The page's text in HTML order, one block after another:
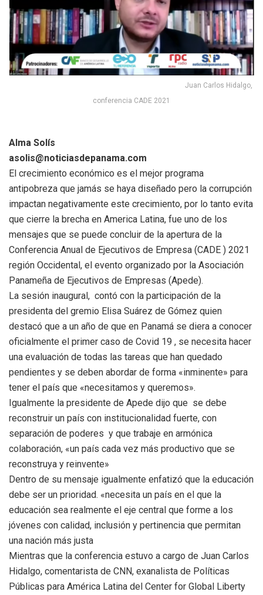
Juan Carlos Hidalgo,
conferencia CADE 2021
Alma Solís
asolis@noticiasdepanama.com
El crecimiento económico es el mejor programa
antipobreza que jamás se haya diseñado pero la corrupción
impactan negativamente este crecimiento, por lo tanto evita
que cierre la brecha en America Latina, fue uno de los
mensajes que se puede concluir de la apertura de la
Conferencia Anual de Ejecutivos de Empresa (CADE ) 2021
región Occidental, el evento organizado por la Asociación
Panameña de Ejecutivos de Empresas (Apede).
La sesión inaugural, contó con la participación de la
presidenta del gremio Elisa Suárez de Gómez quien
destacó que a un año de que en Panamá se diera a conocer
oficialmente el primer caso de Covid 19 , se necesita hacer
una evaluación de todas las tareas que han quedado
pendientes y se deben abordar de forma «inminente» para
tener el país que «necesitamos y queremos».
Igualmente la presidente de Apede dijo que se debe
reconstruir un país con institucionalidad fuerte, con
separación de poderes y que trabaje en armónica
colaboración, «un país cada vez más productivo que se
reconstruya y reinvente»
Dentro de su mensaje igualmente enfatizó que la educación
debe ser un prioridad. «necesita un país en el que la
educación sea realmente el eje central que forme a los
jóvenes con calidad, inclusión y pertinencia que permitan
una nación más justa
Mientras que la conferencia estuvo a cargo de Juan Carlos
Hidalgo, comentarista de CNN, exanalista de Políticas
Públicas para América Latina del Center for Global Liberty